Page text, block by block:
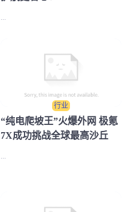
...
行业
“纯电爬坡王”火爆外网 极氪
7X成功挑战全球最高沙丘
...